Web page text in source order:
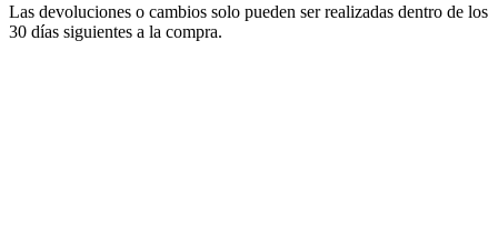
Las devoluciones o cambios solo pueden ser realizadas dentro de los
30 días siguientes a la compra.